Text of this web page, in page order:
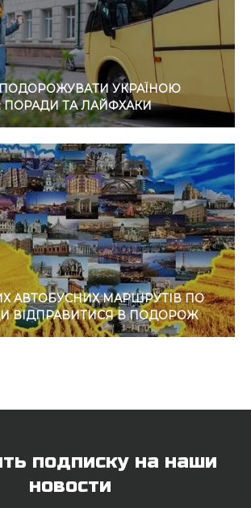
УКРАЇНОЮ
ПОРАДИ ТА ЛАЙФХАКИ
АВТОБУСНИХ МАРШРУТІВ ПО
ВІДПРАВИТИСЯ В ПОДОРОЖ
подписку на наши
новости